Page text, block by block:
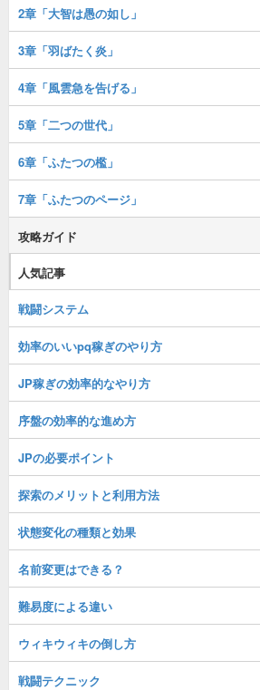
2章「大智は愚の如し」
3章「羽ばたく炎」
4章「風雲急を告げる」
5章「二つの世代」
6章「ふたつの檻」
7章「ふたつのページ」
攻略ガイド
人気記事
戦闘システム
効率のいいpq稼ぎのやり方
JP稼ぎの効率的なやり方
序盤の効率的な進め方
JPの必要ポイント
探索のメリットと利用方法
状態変化の種類と効果
名前変更はできる？
難易度による違い
ウィキウィキの倒し方
戦闘テクニック